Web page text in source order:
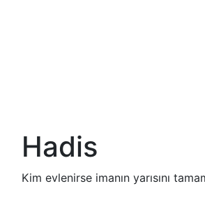
Hadis
Kim evlenirse imanın yarısını